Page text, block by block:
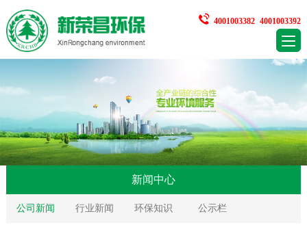
4001003382 4001003392
新闻中心
公司新闻 行业新闻 环保知识 公示栏